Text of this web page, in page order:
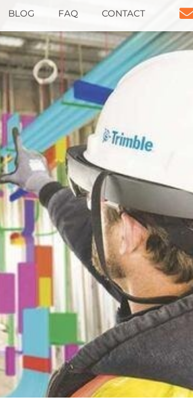
BLOG FAQ CONTACT